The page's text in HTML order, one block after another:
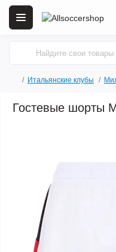
Итальянские клубы
Гостевые шорты